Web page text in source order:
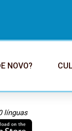
NOVO?
línguas